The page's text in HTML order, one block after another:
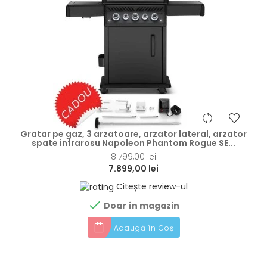
Gratar pe gaz, 3 arzatoare, arzator lateral, arzator
spate infrarosu Napoleon Phantom Rogue SE...
8.799,00 lei
7.899,00 lei
Citește review-ul
 Doar în magazin
Adaugă în Coș